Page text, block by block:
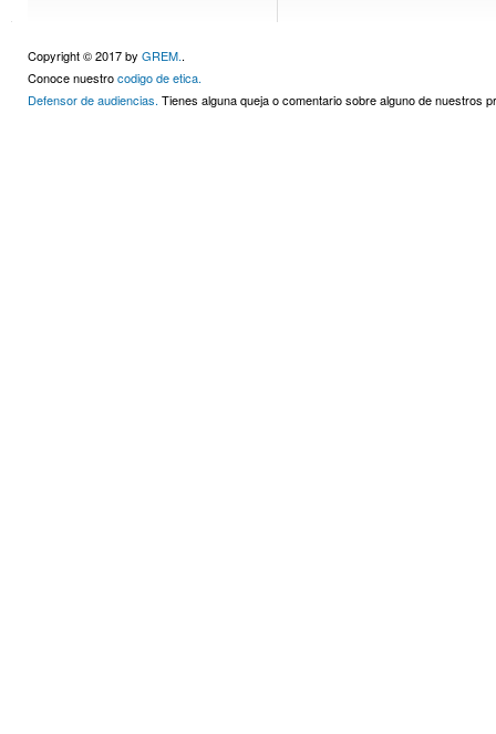
Copyright © 2017 by GREM..
Conoce nuestrocodigo de etica.
Defensor de audiencias. Tienes alguna queja o comentario sobre alguno de nuestros